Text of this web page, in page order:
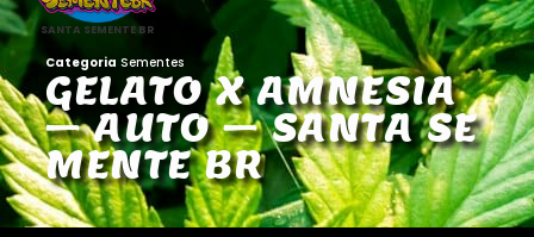
SANTA SEMENTE BR
Categoria Sementes
GELATO X AMNESIA
– AUTO – SANTA SE
MENTE BR